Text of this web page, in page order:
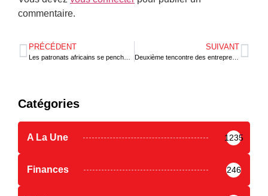
commentaire.
PRÉCÉDENT SUIVANT
Deuxième tencontre des entrepreneurs francophones
Catégories
A La Une 1235
Finances 246